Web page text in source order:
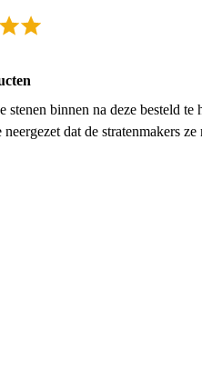
binnen na deze besteld
dat de stratenmakers